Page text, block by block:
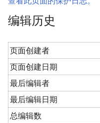
编辑历史
页面创建者
页面创建日期
最后编辑者
最后编辑日期
总编辑数